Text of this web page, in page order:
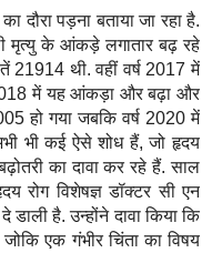
दौरा पड़ना बताया जा रहा है.
मृत्यु के आंकड़े लगातार बढ़ रहे
21914 थी. वहीं वर्ष 2017 में
में यह आंकड़ा और बढ़ा और
हो गया जबकि वर्ष 2020 में
भी कई ऐसे शोध हैं, जो हृदय
का दावा कर रहे हैं. साल
रोग विशेषज्ञ डॉक्टर सी एन
है. उन्होंने दावा किया कि
एक गंभीर चिंता का विषय